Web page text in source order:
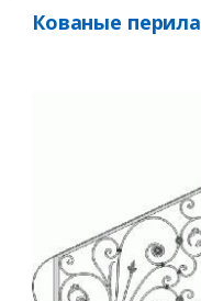
Кованые